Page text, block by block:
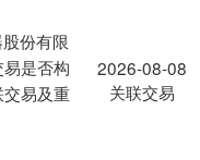
份有限
是否构
易及重
2026-08-08
关联交易